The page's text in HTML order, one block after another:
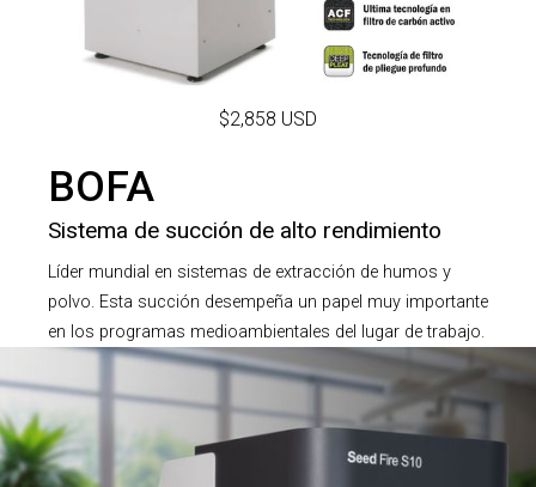
$2,858 USD
BOFA
Sistema de succión de alto rendimiento
Líder mundial en sistemas de extracción de humos y
polvo. Esta succión desempeña un papel muy importante
en los programas medioambientales del lugar de trabajo.